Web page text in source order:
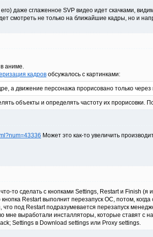
даже сглаженное SVP видео идет скачками,
смотреть не только на ближайшие кадры, но и
аниме.
кадров обсужалось с картинками:
а движение персонажа прорисовано только через
объекты и определять частоту их прорисовки.
Может это как-то увеличить
то сделать с кнопками Settings, Restart и Finish
Restart выполнит перезапуск ОС, потом,
что под Restart подразумевается перезапуск
мне выработали инсталляторы, которые ставят
Settings в Download settings или Proxy settings.